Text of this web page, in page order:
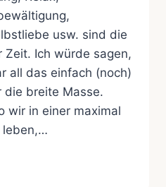
usw. sind die
Zeit. Ich würde sagen,
all das einfach (noch)
die breite Masse.
wir in einer maximal
leben,…